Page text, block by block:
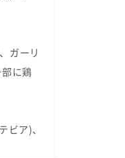
ガーリ
に鶏
ビア)、